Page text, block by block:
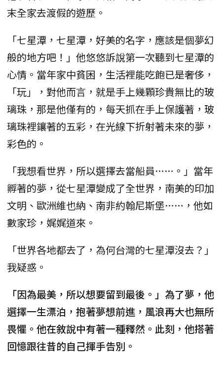
末全家去渡假的遊歷。
「七星潭，七星潭，好美的名字，應該是個夢幻
般的地方吧！」他悠悠訴說第一次聽到七星潭的
心情。當年家中貧困，生活裡能吃飽已是奢侈，
「玩」，對他而言，就是手上幾顆珍貴無比的玻
璃珠，那是他僅有的，每天抓在手上保護著，玻
璃珠裡鑲著的五彩，在光線下折射著未來的夢，
彩色的。
「我想看世界，所以選擇去當船員……。」當年
孵著的夢，從七星潭變成了全世界，南美的印加
文明、歐洲維也納、南非約翰尼斯堡……，他如
數家珍，娓娓道來。
「世界各地都去了，為何台灣的七星潭沒去？」
我疑惑。
「因為最美，所以想要留到最後。」為了夢，他
選擇一生漂泊，抱著夢想前進，風浪再大也無所
畏懼。他在敘說中有著一種釋然。此刻，他搭著
回憶跟往昔的自己揮手告別。